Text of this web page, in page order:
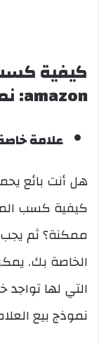
كيفية
amazon: نماذج بيع الطرف الثالث
علامة
هل أنت بائع
كيفية كسب
ممكنة؟ ثم يجب
الخاصة بك.
التي لها تواجد
نموذج بيع